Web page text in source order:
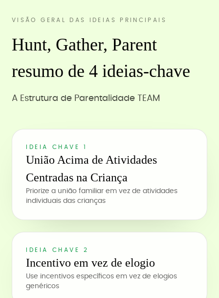
VISÃO GERAL DAS IDEIAS PRINCIPAIS
Hunt, Gather, Parent
resumo de 4 ideias-chave
A Estrutura de Parentalidade TEAM
IDEIA CHAVE 1
União Acima de Atividades
Centradas na Criança
Priorize a união familiar em vez de atividades
individuais das crianças
IDEIA CHAVE 2
Incentivo em vez de elogio
Use incentivos específicos em vez de elogios
genéricos